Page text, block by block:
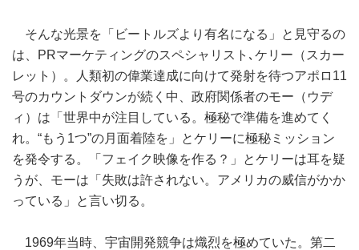
そんな光景を「ビートルズより有名になる」と見守るの
は、PRマーケティングのスペシャリスト､ケリー（スカー
レット）。人類初の偉業達成に向けて発射を待つアポロ11
号のカウントダウンが続く中、政府関係者のモー（ウデ
ィ）は「世界中が注目している。極秘で準備を進めてく
れ。“もう1つ”の月面着陸を」とケリーに極秘ミッション
を発令する。「フェイク映像を作る？」とケリーは耳を疑
うが、モーは「失敗は許されない。アメリカの威信がかか
っている」と言い切る。
1969年当時、宇宙開発競争は熾烈を極めていた。第二